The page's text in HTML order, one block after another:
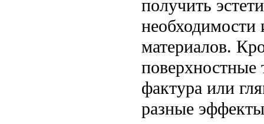
получить
необходимости
материалов.
поверхностные
фактура или
разные